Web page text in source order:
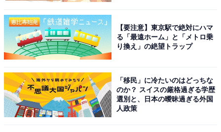
【要注意】東京駅で絶対にハマ
る「最遠ホーム」と「メトロ乗
り換え」の絶望トラップ
「移民」に冷たいのはどっちな
のか？ スイスの厳格過ぎる学歴
選別と、日本の曖昧過ぎる外国
人政策